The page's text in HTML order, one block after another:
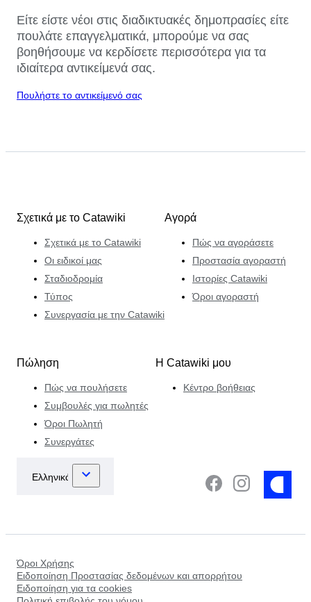
Είτε είστε νέοι στις διαδικτυακές δημοπρασίες είτε
πουλάτε επαγγελματικά, μπορούμε να σας
βοηθήσουμε να κερδίσετε περισσότερα για τα
ιδιαίτερα αντικείμενά σας.
Πουλήστε το αντικείμενό σας
Σχετικά με το Catawiki
Σχετικά με το Catawiki
Οι ειδικοί μας
Σταδιοδρομία
Τύπος
Συνεργασία με την Catawiki
Αγορά
Πώς να αγοράσετε
Προστασία αγοραστή
Ιστορίες Catawiki
Όροι αγοραστή
Πώληση
Πώς να πουλήσετε
Συμβουλές για πωλητές
Όροι Πωλητή
Συνεργάτες
Η Catawiki μου
Κέντρο βοήθειας
Όροι Χρήσης
Ειδοποίηση Προστασίας δεδομένων και απορρήτου
Ειδοποίηση για τα cookies